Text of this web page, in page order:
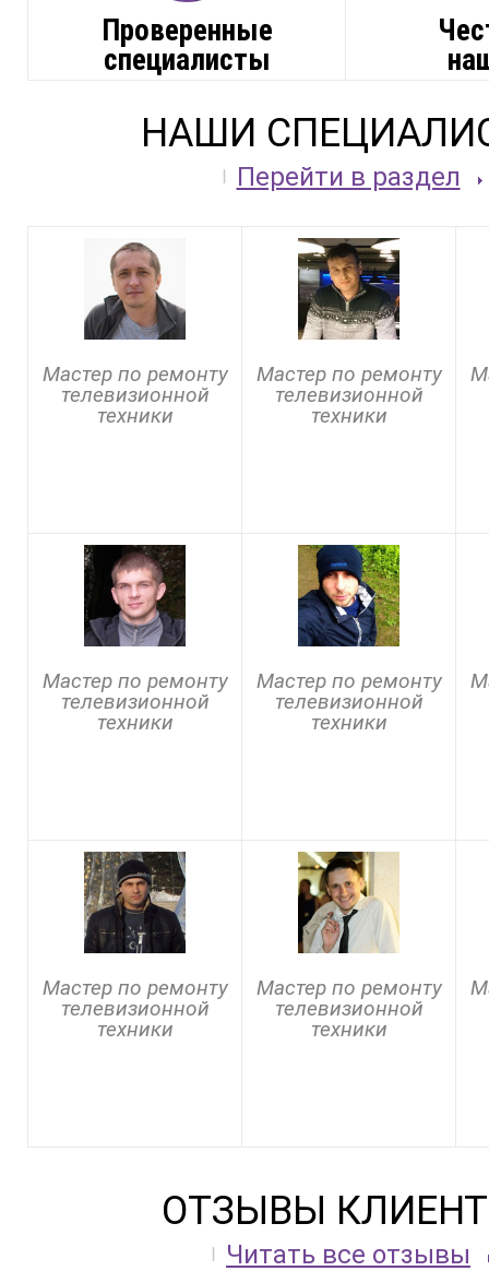
Проверенные
специалисты
НАШИ
Перейти в раздел
Мастер по ремонту
телевизионной
техники
Мастер по ремонту
телевизионной
техники
Мастер по ремонту
телевизионной
техники
Мастер по ремонту
телевизионной
техники
Мастер по ремонту
телевизионной
техники
Мастер по ремонту
телевизионной
техники
ОТЗЫВЫ
Читать все отзывы